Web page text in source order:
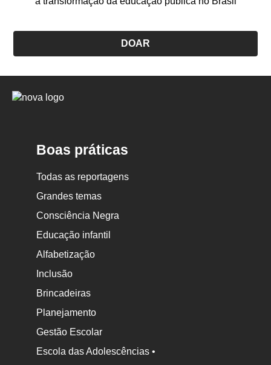
DOAR
Logo
Boas práticas
Todas as reportagens
Grandes temas
Consciência Negra
Educação infantil
Alfabetização
Inclusão
Brincadeiras
Planejamento
Gestão Escolar
Escola das Adolescências •